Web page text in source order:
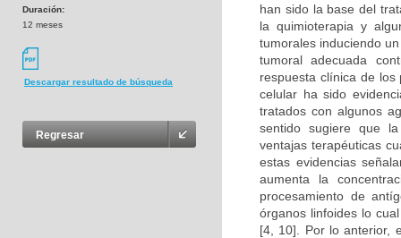
Duración:
12 meses
Descargar resultado de búsqueda
Regresar
han sido la base del
la quimioterapia y
tumorales induciendo
tumoral adecuada
respuesta clínica de
celular ha sido
tratados con algunos
sentido sugiere que
ventajas terapéuticas
estas evidencias
aumenta la
procesamiento de
órganos linfoides lo
[4, 10]. Por lo anterior,